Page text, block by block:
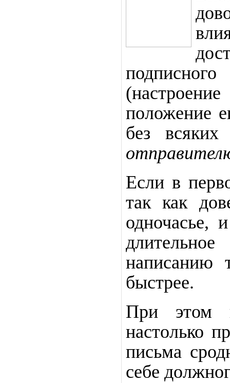
положение
без всяких
Если в
так как
одночасье,
написанию
быстрее.
При этом
настолько
письма
себе